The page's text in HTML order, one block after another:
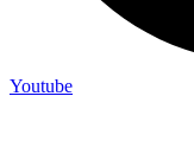
Youtube